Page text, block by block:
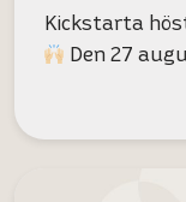
Kickstarta
Den 27